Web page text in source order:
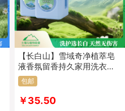
【长白山】雪域奇净植萃皂
液香氛留香持久家用洗衣皂
液包邮
￥35.50